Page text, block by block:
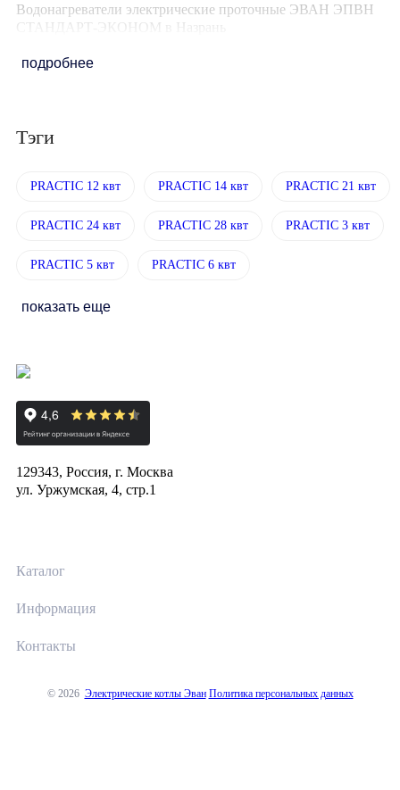
Водонагреватели электрические проточные ЭВАН ЭПВН
СТАНДАРТ-ЭКОНОМ в Назрань
подробнее
Тэги
PRACTIC 12 квт PRACTIC 14 квт PRACTIC 21 квт
PRACTIC 24 квт PRACTIC 28 квт PRACTIC 3 квт
PRACTIC 5 квт PRACTIC 6 квт
показать еще
129343, Россия, г. Москва
ул. Уржумская, 4, стр.1
Каталог
Информация
Контакты
© 2026 Электрические котлы Эван Политика персональных данных